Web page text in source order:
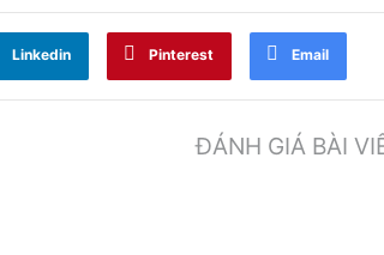
Linkedin Pinterest Email
ĐÁNH GIÁ BÀI